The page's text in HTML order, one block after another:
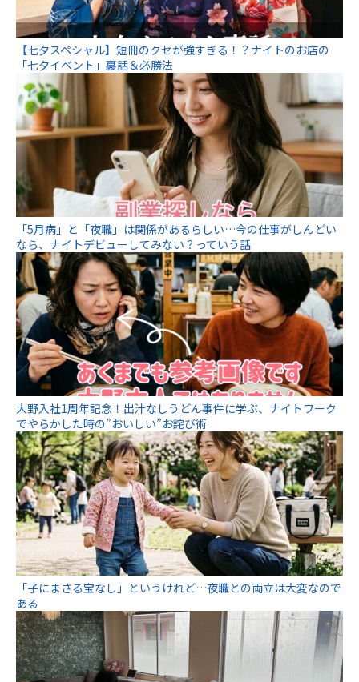
【七夕スペシャル】短冊のクセが強すぎる！？ナイトのお店の
「七夕イベント」裏話＆必勝法
「5月病」と「夜職」は関係があるらしい…今の仕事がしんどい
なら、ナイトデビューしてみない？っていう話
大野入社1周年記念！出汁なしうどん事件に学ぶ、ナイトワーク
でやらかした時の”おいしい”お詫び術
「子にまさる宝なし」というけれど…夜職との両立は大変なので
ある